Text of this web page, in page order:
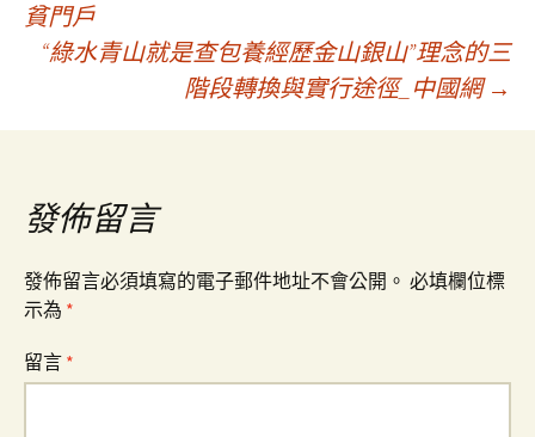
章
導
覽
貧門戶
“綠水青山就是查包養經歷金山銀山”理念的三
階段轉換與實行途徑_中國網 →
發佈留言
發佈留言必須填寫的電子郵件地址不會公開。 必填欄位標
示為 *
留言 *